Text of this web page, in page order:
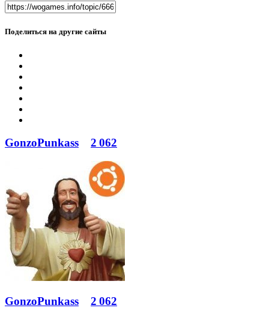
Поделиться на другие сайты
GonzoPunkass 2 062
GonzoPunkass 2 062